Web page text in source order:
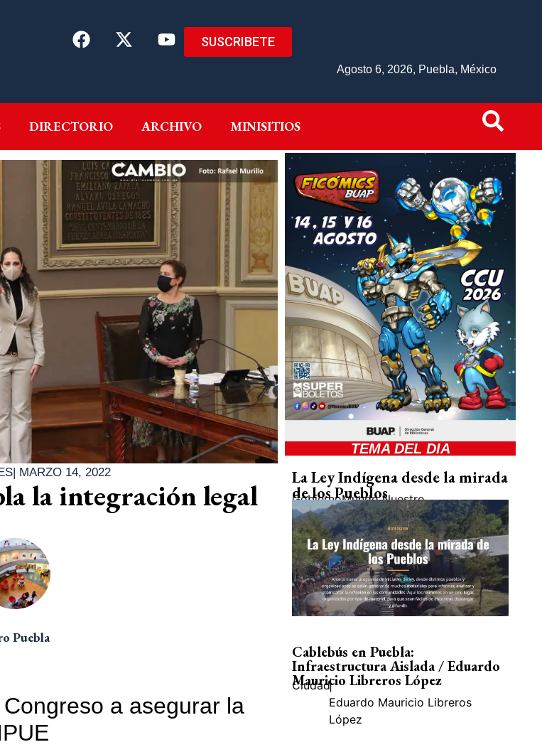
SUSCRIBETE
Agosto 6, 2026, Puebla, México
DIRECTORIO ARCHIVO MINISITIOS
GENEROS DIRECTORIO ARCHIVO MINISITIOS
MARZO 14, 2022
la integración legal
Puebla
a asegurar la
TEMA DEL DIA
La Ley Indígena desde la mirada
de los Pueblos
GobiernoMundo Nuestro
Cablebús en Puebla:
Infraestructura Aislada / Eduardo
Mauricio Libreros López
Ciudad|
Eduardo Mauricio Libreros
López